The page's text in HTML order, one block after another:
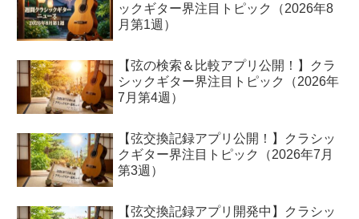
ックギター界注目トピック（2026年8
月第1週）
【弦の検索＆比較アプリ公開！】クラ
シックギター界注目トピック（2026年
7月第4週）
【弦交換記録アプリ公開！】クラシッ
クギター界注目トピック（2026年7月
第3週）
【弦交換記録アプリ開発中】クラシッ